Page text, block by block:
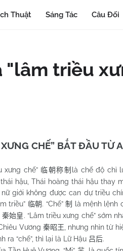
Thuật Sáng Tác Câu Đối
"lâm triều
CHẾ” BẮT ĐẦU TỪ
xưng chế” 临朝称制 là chế độ chỉ
hậu, Thái hoàng thái hậu thay
nữ giới không được can dự triều
triều”
临朝 . “Chế”制
là mệnh lệnh
秦始皇 . “Lâm triều xưng chế” sớm
Vương 秦昭王
, nhưng nhìn từ
ra “chế”, thì lại là Lữ Hậu 吕后.